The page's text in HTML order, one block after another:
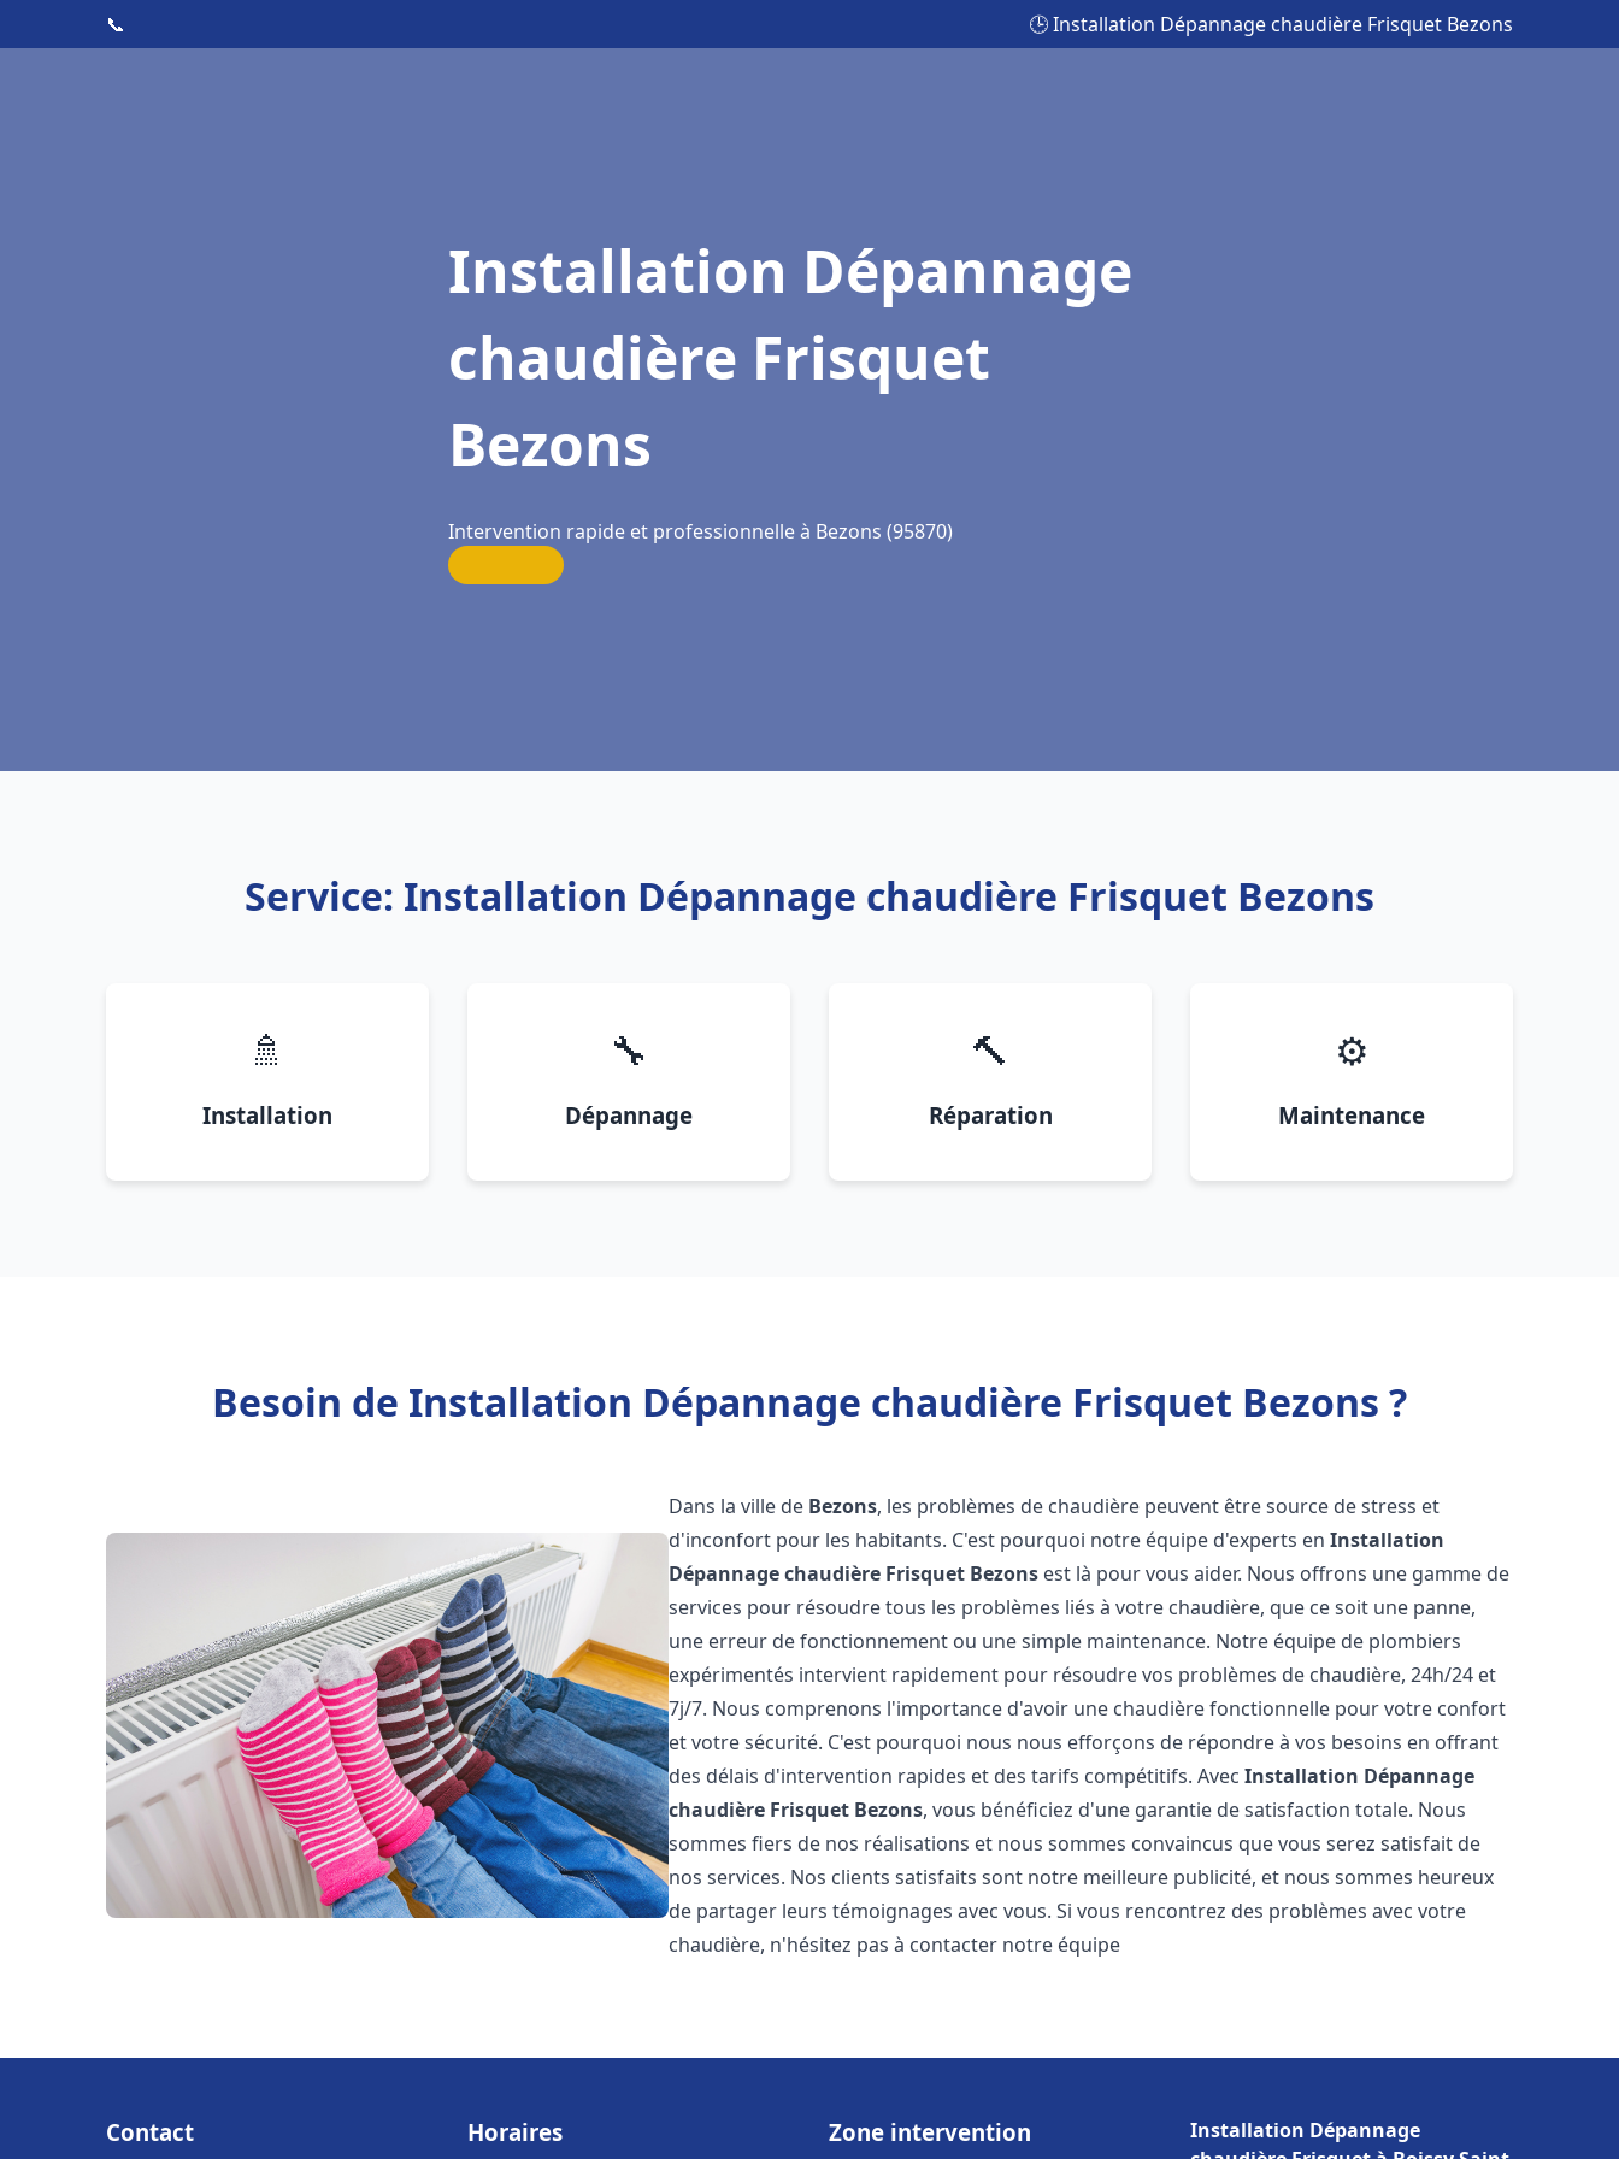
📞 🕒 Installation Dépannage chaudière Frisquet Bezons
Installation Dépannage
chaudière Frisquet
Bezons
Intervention rapide et professionnelle à Bezons (95870)
Service: Installation Dépannage chaudière Frisquet Bezons
🚿
Installation
🔧
Dépannage
🔨
Réparation
⚙️
Maintenance
Besoin de Installation Dépannage chaudière Frisquet Bezons ?
Dans la ville de Bezons, les problèmes de chaudière peuvent être source de stress et
d'inconfort pour les habitants. C'est pourquoi notre équipe d'experts enInstallation
Dépannage chaudière Frisquet Bezons est là pour vous aider. Nous offrons une gamme de
services pour résoudre tous les problèmes liés à votre chaudière, que ce soit une panne,
une erreur de fonctionnement ou une simple maintenance. Notre équipe de plombiers
expérimentés intervient rapidement pour résoudre vos problèmes de chaudière, 24h/24 et
7j/7. Nous comprenons l'importance d'avoir une chaudière fonctionnelle pour votre confort
et votre sécurité. C'est pourquoi nous nous efforçons de répondre à vos besoins en offrant
des délais d'intervention rapides et des tarifs compétitifs. AvecInstallation Dépannage
chaudière Frisquet Bezons, vous bénéficiez d'une garantie de satisfaction totale. Nous
sommes fiers de nos réalisations et nous sommes convaincus que vous serez satisfait de
nos services. Nos clients satisfaits sont notre meilleure publicité, et nous sommes heureux
de partager leurs témoignages avec vous. Si vous rencontrez des problèmes avec votre
chaudière, n'hésitez pas à contacter notre équipe
Contact Horaires Zone intervention
Installation Dépannage